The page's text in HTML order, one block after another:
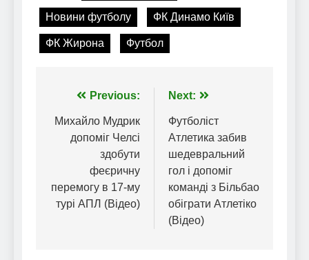
Новини футболу ФК Динамо Київ
ФК Жирона Футбол
Навігація
записів
Previous:
Михайло Мудрик
допоміг Челсі
здобути
феєричну
перемогу в 17-му
турі АПЛ (Відео)
Next:
Футболіст
Атлетика забив
шедевральний
гол і допоміг
команді з Більбао
обіграти Атлетіко
(Відео)